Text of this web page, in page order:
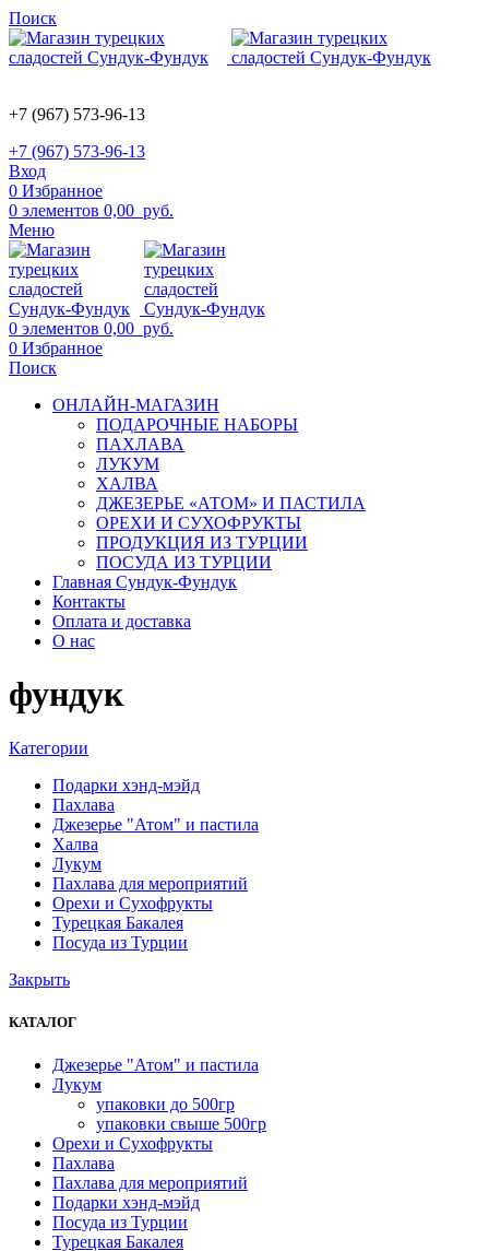
Поиск
+7 (967) 573-96-13
+7 (967) 573-96-13
Вход
0 Избранное
0 элементов 0,00 руб.
Меню
0 элементов 0,00 руб.
0 Избранное
Поиск
ОНЛАЙН-МАГАЗИН
ПОДАРОЧНЫЕ НАБОРЫ
ПАХЛАВА
ЛУКУМ
ХАЛВА
ДЖЕЗЕРЬЕ «АТОМ» И ПАСТИЛА
ОРЕХИ И СУХОФРУКТЫ
ПРОДУКЦИЯ ИЗ ТУРЦИИ
ПОСУДА ИЗ ТУРЦИИ
Главная Сундук-Фундук
Контакты
Оплата и доставка
О нас
фундук
Категории
Подарки хэнд-мэйд
Пахлава
Джезерье "Атом" и пастила
Халва
Лукум
Пахлава для мероприятий
Орехи и Сухофрукты
Турецкая Бакалея
Посуда из Турции
Закрыть
КАТАЛОГ
Джезерье "Атом" и пастила
Лукум
упаковки до 500гр
упаковки свыше 500гр
Орехи и Сухофрукты
Пахлава
Пахлава для мероприятий
Подарки хэнд-мэйд
Посуда из Турции
Турецкая Бакалея